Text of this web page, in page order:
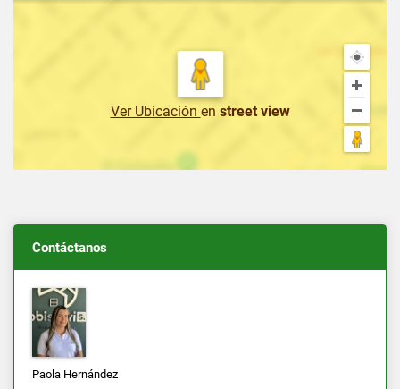
Ver Ubicación en street view
Contáctanos
Paola Hernández